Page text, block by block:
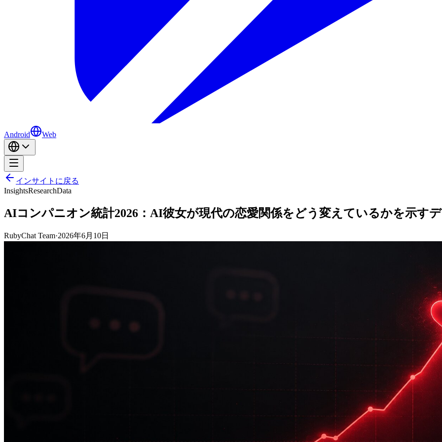
Android Web
インサイトに戻る
InsightsResearchData
AIコンパニオン統計2026：AI彼女が現代の恋愛関係をどう変えているかを示す
RubyChat Team·2026年6月10日